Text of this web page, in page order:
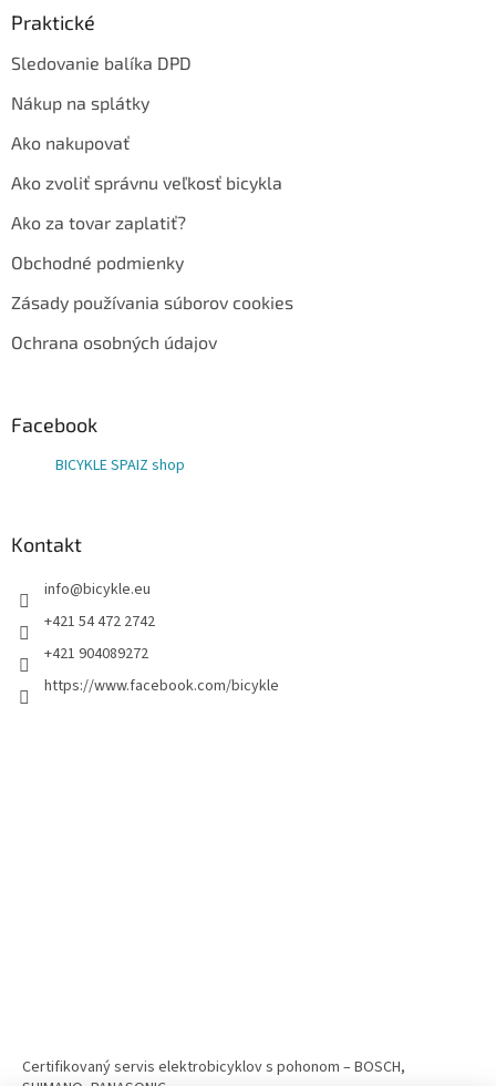
Praktické
Sledovanie balíka DPD
Nákup na splátky
Ako nakupovať
Ako zvoliť správnu veľkosť bicykla
Ako za tovar zaplatiť?
Obchodné podmienky
Zásady používania súborov cookies
Ochrana osobných údajov
Facebook
BICYKLE SPAIZ shop
Kontakt
info@bicykle.eu
+421 54 472 2742
+421 904089272
https://www.facebook.com/bicykle
Certifikovaný servis elektrobicyklov s pohonom – BOSCH,